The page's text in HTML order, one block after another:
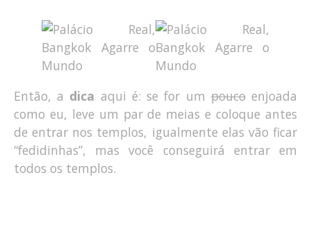
Então, a dica aqui é: se for um poucoenjoada
como eu, leve um par de meias e coloque antes
de entrar nos templos, igualmente elas vão ficar
“fedidinhas”, mas você conseguirá entrar em
todos os templos.